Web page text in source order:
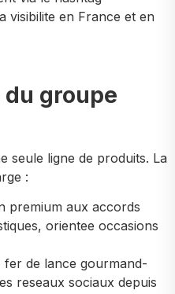
visibilite en France et en
groupe
seule ligne de produits. La
:
premium aux accords
orientee occasions
de lance gourmand-
reseaux sociaux depuis